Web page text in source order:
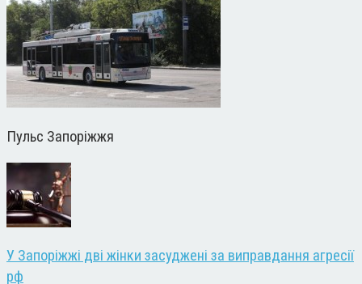
Пульс Запоріжжя
У Запоріжжі дві жінки засуджені за виправдання агресії
рф